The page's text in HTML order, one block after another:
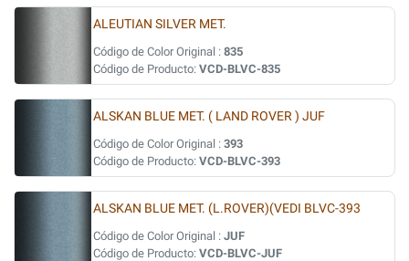
ALEUTIAN SILVER MET.
Código de Color Original : 835
Código de Producto: VCD-BLVC-835
ALSKAN BLUE MET. ( LAND ROVER ) JUF
Código de Color Original : 393
Código de Producto: VCD-BLVC-393
ALSKAN BLUE MET. (L.ROVER)(VEDI BLVC-393
Código de Color Original : JUF
Código de Producto: VCD-BLVC-JUF